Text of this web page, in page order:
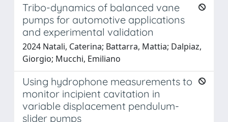
Tribo-dynamics of balanced vane
pumps for automotive applications
and experimental validation
2024 Natali, Caterina; Battarra, Mattia; Dalpiaz,
Giorgio; Mucchi, Emiliano
Using hydrophone measurements to
monitor incipient cavitation in
variable displacement pendulum-
slider pumps